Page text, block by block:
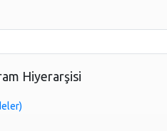
Hiyerarşisi